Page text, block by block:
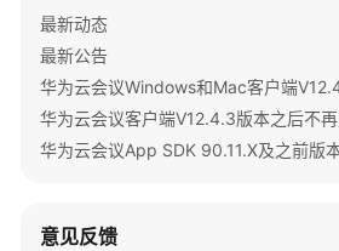
指
南
快
速
入
管
最新动态
最新公告
华为云会议客户端V12.4.3版本之后不
意见反馈